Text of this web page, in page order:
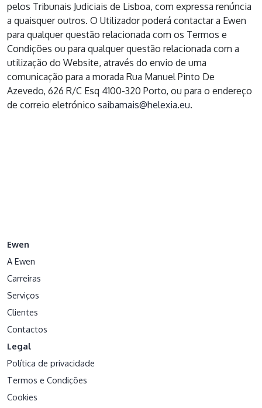
pelos Tribunais Judiciais de Lisboa, com expressa renúncia
a quaisquer outros. O Utilizador poderá contactar a Ewen
para qualquer questão relacionada com os Termos e
Condições ou para qualquer questão relacionada com a
utilização do Website, através do envio de uma
comunicação para a morada Rua Manuel Pinto De
Azevedo, 626 R/C Esq 4100-320 Porto, ou para o endereço
de correio eletrónico saibamais@helexia.eu.
Ewen
A Ewen
Carreiras
Serviços
Clientes
Contactos
Legal
Política de privacidade
Termos e Condições
Cookies